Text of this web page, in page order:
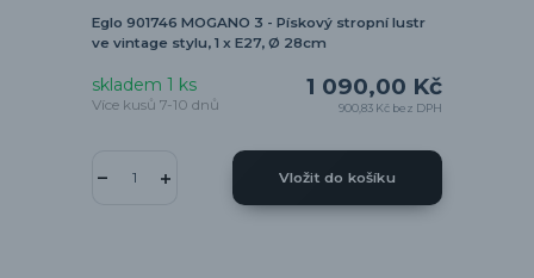
Eglo 901746 MOGANO 3 - Pískový stropní lustr
ve vintage stylu, 1 x E27, Ø 28cm
1 090,00 Kč
900,83 Kč bez DPH
skladem 1 ks
Více kusů 7-10 dnů
Vložit do košíku